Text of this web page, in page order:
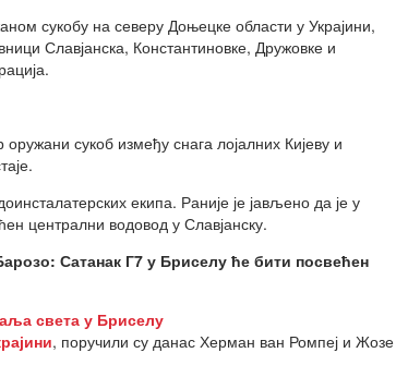
сукобу на северу Доњецке области у Украјини,
Славјанска, Константиновке, Дружовке и
сукоб између снага лојалних Кијеву и
екипа. Раније је јављено да је у
централни водовод у Славјанску.
Сатанак Г7 у Бриселу ће бити посвећен
света у Бриселу
, поручили су данас Херман ван Ромпеј и Жозе